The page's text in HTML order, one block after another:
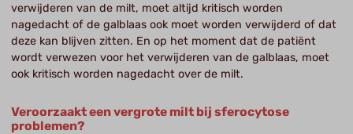
verwijderen van de milt, moet altijd kritisch worden
nagedacht of de galblaas ook moet worden verwijderd of dat
deze kan blijven zitten. En op het moment dat de patiënt
wordt verwezen voor het verwijderen van de galblaas, moet
ook kritisch worden nagedacht over de milt.
Veroorzaakt een vergrote milt bij sferocytose
problemen?